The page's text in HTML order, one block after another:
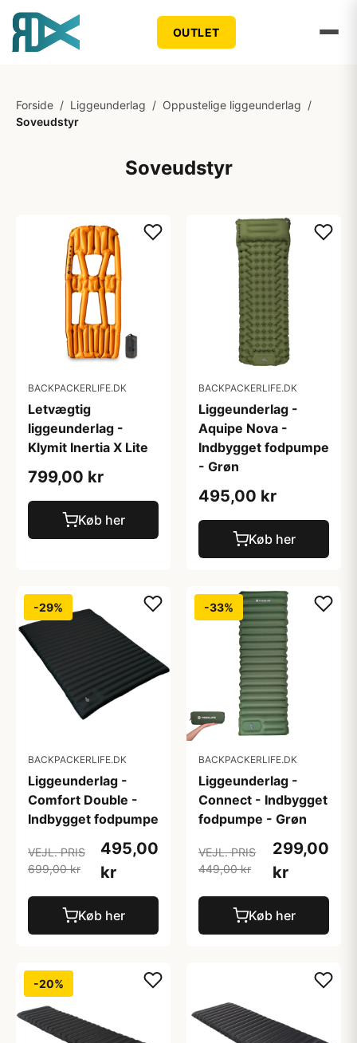
OUTLET
Forside / Liggeunderlag / Oppustelige liggeunderlag /
Soveudstyr
Soveudstyr
BACKPACKERLIFE.DK
Letvægtig
liggeunderlag -
Klymit Inertia X Lite
799,00 kr
Køb her
BACKPACKERLIFE.DK
Liggeunderlag -
Aquipe Nova -
Indbygget fodpumpe
- Grøn
495,00 kr
Køb her
-29%
BACKPACKERLIFE.DK
Liggeunderlag -
Comfort Double -
Indbygget fodpumpe
VEJL. PRIS
699,00 kr
495,00
kr
Køb her
-33%
BACKPACKERLIFE.DK
Liggeunderlag -
Connect - Indbygget
fodpumpe - Grøn
VEJL. PRIS
449,00 kr
299,00
kr
Køb her
-20%